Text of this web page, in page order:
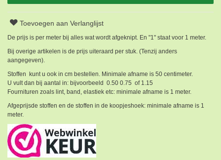
Toevoegen aan Verlanglijst
De prijs is per meter bij alles wat wordt afgeknipt. En "1" staat voor 1 meter.
Bij overige artikelen is de prijs uiteraard per stuk. (Tenzij anders
aangegeven).
Stoffen kunt u ook in cm bestellen. Minimale afname is 50 centimeter.
U vult dan bij aantal in: bijvoorbeeld 0.50 0.75 of 1.15
Fournituren zoals lint, band, elastiek etc: minimale afname is 1 meter.
Afgeprijsde stoffen en de stoffen in de koopjeshoek: minimale afname is 1
meter.